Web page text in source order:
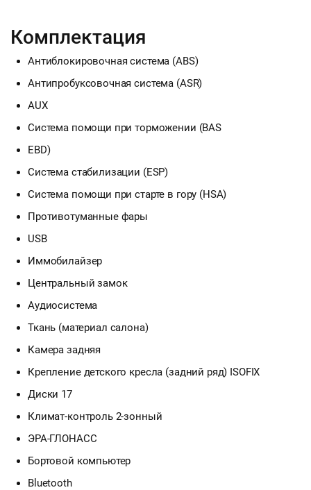
Комплектация
Антиблокировочная система (ABS)
Антипробуксовочная система (ASR)
AUX
Система помощи при торможении (BAS
EBD)
Система стабилизации (ESP)
Система помощи при старте в гору (HSA)
Противотуманные фары
USB
Иммобилайзер
Центральный замок
Аудиосистема
Ткань (материал салона)
Камера задняя
Крепление детского кресла (задний ряд) ISOFIX
Диски 17
Климат-контроль 2-зонный
ЭРА-ГЛОНАСС
Бортовой компьютер
Bluetooth